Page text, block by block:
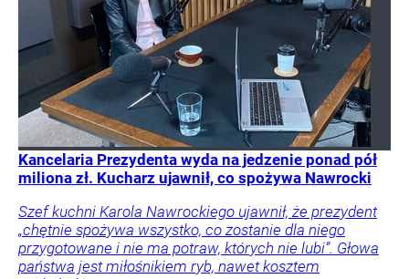
Kancelaria Prezydenta wyda na jedzenie ponad pół
miliona zł. Kucharz ujawnił, co spożywa Nawrocki
Szef kuchni Karola Nawrockiego ujawnił, że prezydent
„chętnie spożywa wszystko, co zostanie dla niego
przygotowane i nie ma potraw, których nie lubi”. Głowa
państwa jest miłośnikiem ryb, nawet kosztem